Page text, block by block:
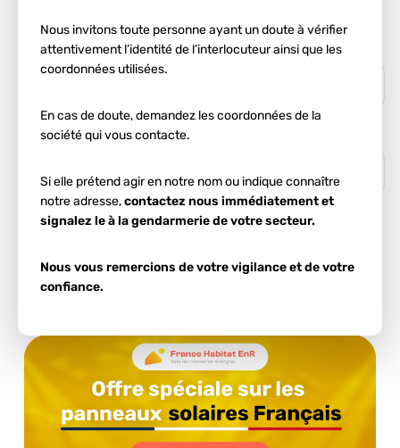
Nous invitons toute personne ayant un doute à vérifier
attentivement l’identité de l’interlocuteur ainsi que les
coordonnées utilisées.
En cas de doute, demandez les coordonnées de la
société qui vous contacte.
Si elle prétend agir en notre nom ou indique connaître
notre adresse,contactez nous immédiatement et
signalez le à la gendarmerie de votre secteur.
Nous vous remercions de votre vigilance et de votre
confiance.
Ces informations nous permettent d'estimer votre
Démarrer l'estimation